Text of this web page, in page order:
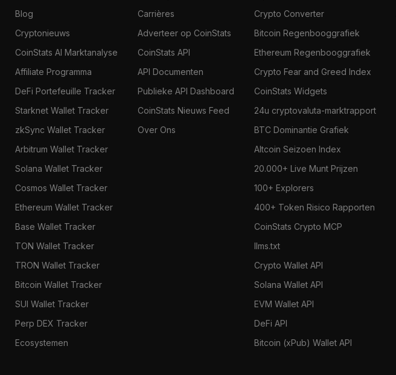
Blog
Cryptonieuws
CoinStats AI Marktanalyse
Affiliate Programma
DeFi Portefeuille Tracker
Starknet Wallet Tracker
zkSync Wallet Tracker
Arbitrum Wallet Tracker
Solana Wallet Tracker
Cosmos Wallet Tracker
Ethereum Wallet Tracker
Base Wallet Tracker
TON Wallet Tracker
TRON Wallet Tracker
Bitcoin Wallet Tracker
SUI Wallet Tracker
Perp DEX Tracker
Ecosystemen
Carrières
Adverteer op CoinStats
CoinStats API
API Documenten
Publieke API Dashboard
CoinStats Nieuws Feed
Over Ons
Crypto Converter
Bitcoin Regenbooggrafiek
Ethereum Regenbooggrafiek
Crypto Fear and Greed Index
CoinStats Widgets
24u cryptovaluta-marktrapport
BTC Dominantie Grafiek
Altcoin Seizoen Index
20.000+ Live Munt Prijzen
100+ Explorers
400+ Token Risico Rapporten
CoinStats Crypto MCP
llms.txt
Crypto Wallet API
Solana Wallet API
EVM Wallet API
DeFi API
Bitcoin (xPub) Wallet API